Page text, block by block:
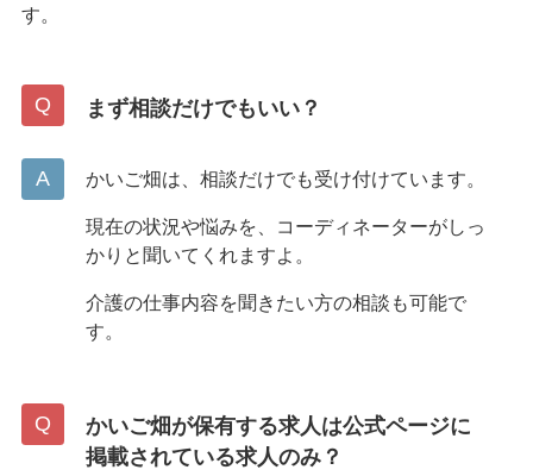
す。
まず相談だけでもいい？
かいご畑は、相談だけでも受け付けています。
現在の状況や悩みを、コーディネーターがしっ
かりと聞いてくれますよ。
介護の仕事内容を聞きたい方の相談も可能で
す。
かいご畑が保有する求人は公式ページに
掲載されている求人のみ？